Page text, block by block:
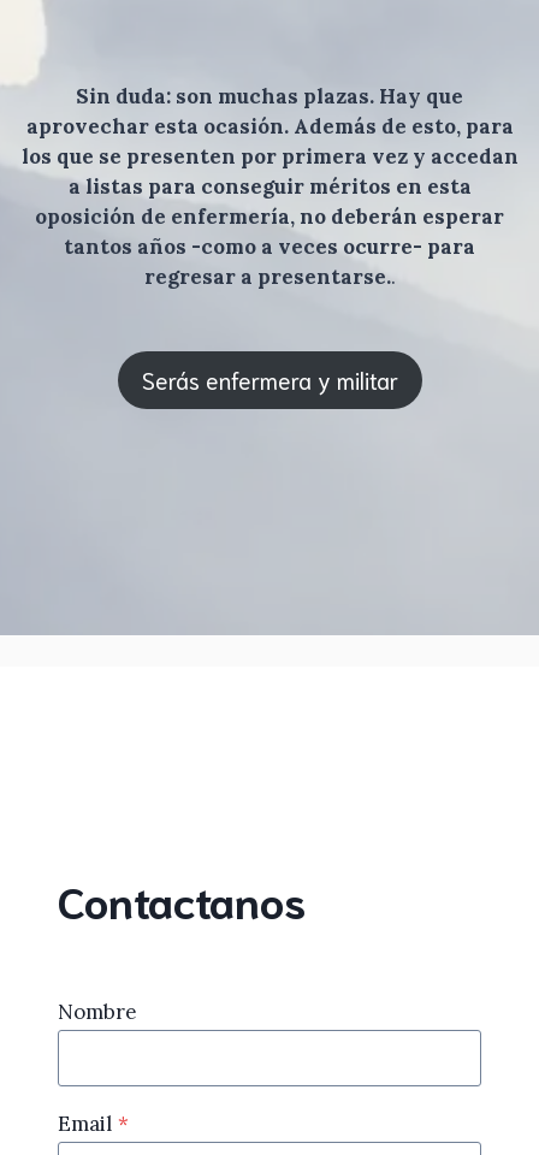
Sin duda: son muchas plazas. Hay que
aprovechar esta ocasión. Además de esto, para
los que se presenten por primera vez y accedan
a listas para conseguir méritos en esta
oposición de enfermería, no deberán esperar
tantos años -como a veces ocurre- para
regresar a presentarse..
Serás enfermera y militar
Contactanos
Nombre
Email *